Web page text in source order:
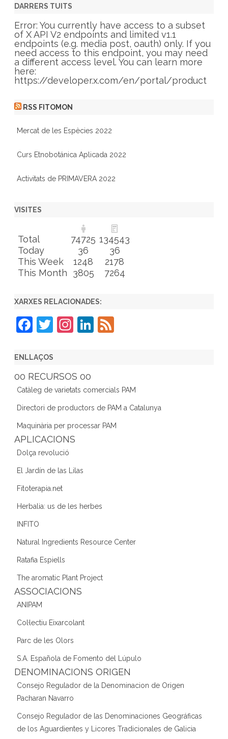
g
r
i
e
s
DARRERS TUITS
Error: You currently have access to a subset
of X API V2 endpoints and limited v1.1
endpoints (e.g. media post, oauth) only. If you
need access to this endpoint, you may need
a different access level. You can learn more
here:
https://developer.x.com/en/portal/product
RSS FITOMON
Mercat de les Espècies 2022
Curs Etnobotánica Aplicada 2022
Activitats de PRIMAVERA 2022
VISITES
Total 74725 134543
Today
36
36
This Week
1248
2178
This Month
3805 7264
XARXES RELACIONADES:
F
c
e
b
o
o
k
T
er
In
gr
a
m
Li
dI
n
ENLLAÇOS
00 RECURSOS 00
Catàleg de varietats comercials PAM
Directori de productors de PAM a Catalunya
Maquinària per processar PAM
APLICACIONS
Dolça revolució
El Jardín de las Lilas
Fitoterapia.net
Herbalia: us de les herbes
INFITO
Natural Ingredients Resource Center
Ratafia Espiells
The aromatic Plant Project
ASSOCIACIONS
ANIPAM
Col·lectiu Eixarcolant
Parc de les Olors
S.A. Española de Fomento del Lúpulo
DENOMINACIONS ORIGEN
Consejo Regulador de la Denominacion de Origen
Pacharan Navarro
Consejo Regulador de las Denominaciones Geográficas
de los Aguardientes y Licores Tradicionales de Galicia